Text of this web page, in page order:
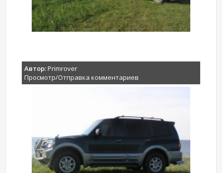
Автор:Primrover
Просмотр/Отправка комментариев